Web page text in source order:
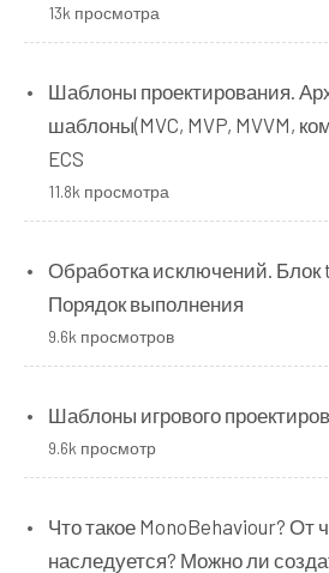
13k просмотра
Шаблоны проектирования.
шаблоны(MVC, MVP, MVVM,
ECS
11.8k просмотра
Обработка исключений. Блок
Порядок выполнения
9.6k просмотров
Шаблоны игрового
9.6k просмотр
Что такое MonoBehaviour? От
наследуется? Можно ли